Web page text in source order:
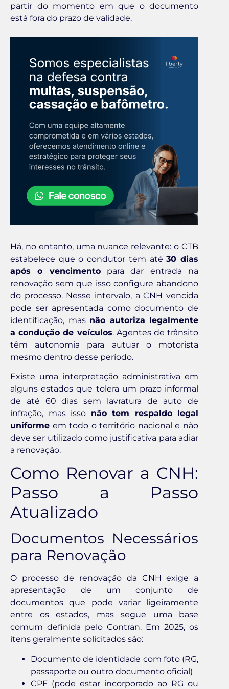
partir do momento em que o documento
está fora do prazo de validade.
Há, no entanto, uma nuance relevante: o CTB
estabelece que o condutor tem até30 dias
após o vencimentopara dar entrada na
renovação sem que isso configure abandono
do processo. Nesse intervalo, a CNH vencida
pode ser apresentada como documento de
identificação, mas não autoriza legalmente
a condução de veículos. Agentes de trânsito
têm autonomia para autuar o motorista
mesmo dentro desse período.
Existe uma interpretação administrativa em
alguns estados que tolera um prazo informal
de até 60 dias sem lavratura de auto de
infração, mas isso não tem respaldo legal
uniforme em todo o território nacional e não
deve ser utilizado como justificativa para adiar
a renovação.
Como Renovar a CNH:
Passo a Passo
Atualizado
Documentos Necessários
para Renovação
O processo de renovação da CNH exige a
apresentação de um conjunto de
documentos que pode variar ligeiramente
entre os estados, mas segue uma base
comum definida pelo Contran. Em 2025, os
itens geralmente solicitados são:
Documento de identidade com foto (RG,
passaporte ou outro documento oficial)
CPF (pode estar incorporado ao RG ou